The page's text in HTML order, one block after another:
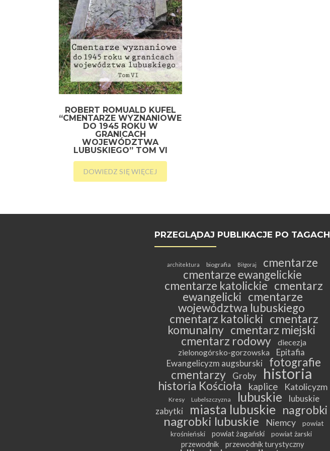
ROBERT ROMUALD KUFEL
“CMENTARZE WYZNANIOWE
DO 1945 ROKU W
GRANICACH
WOJEWÓDZTWA
LUBUSKIEGO” TOM VI
DOWIEDZ SIĘ WIĘCEJ
PRZEGLĄDAJ PUBLIKACJE PO TAGACH
architektura biografia Biłgoraj
cmentarze
cmentarze ewangelickie
cmentarze katolickie cmentarz
ewangelicki cmentarze
województwa lubuskiego
cmentarz katolicki cmentarz
komunalny cmentarz miejski
cmentarz rodowy
diecezja
zielonogórsko-gorzowska
Epitafia
Ewangelicyzm augsburski
fotografie
cmentarzy
Groby historia
historia Kościoła kaplice Katolicyzm
Kresy Lubelszczyzna lubuskie
lubuskie
zabytki
miasta lubuskie nagrobki
nagrobki lubuskie Niemcy
powiat
krośnieński
powiat żagański powiat żarski
przewodnik przewodnik turystyczny